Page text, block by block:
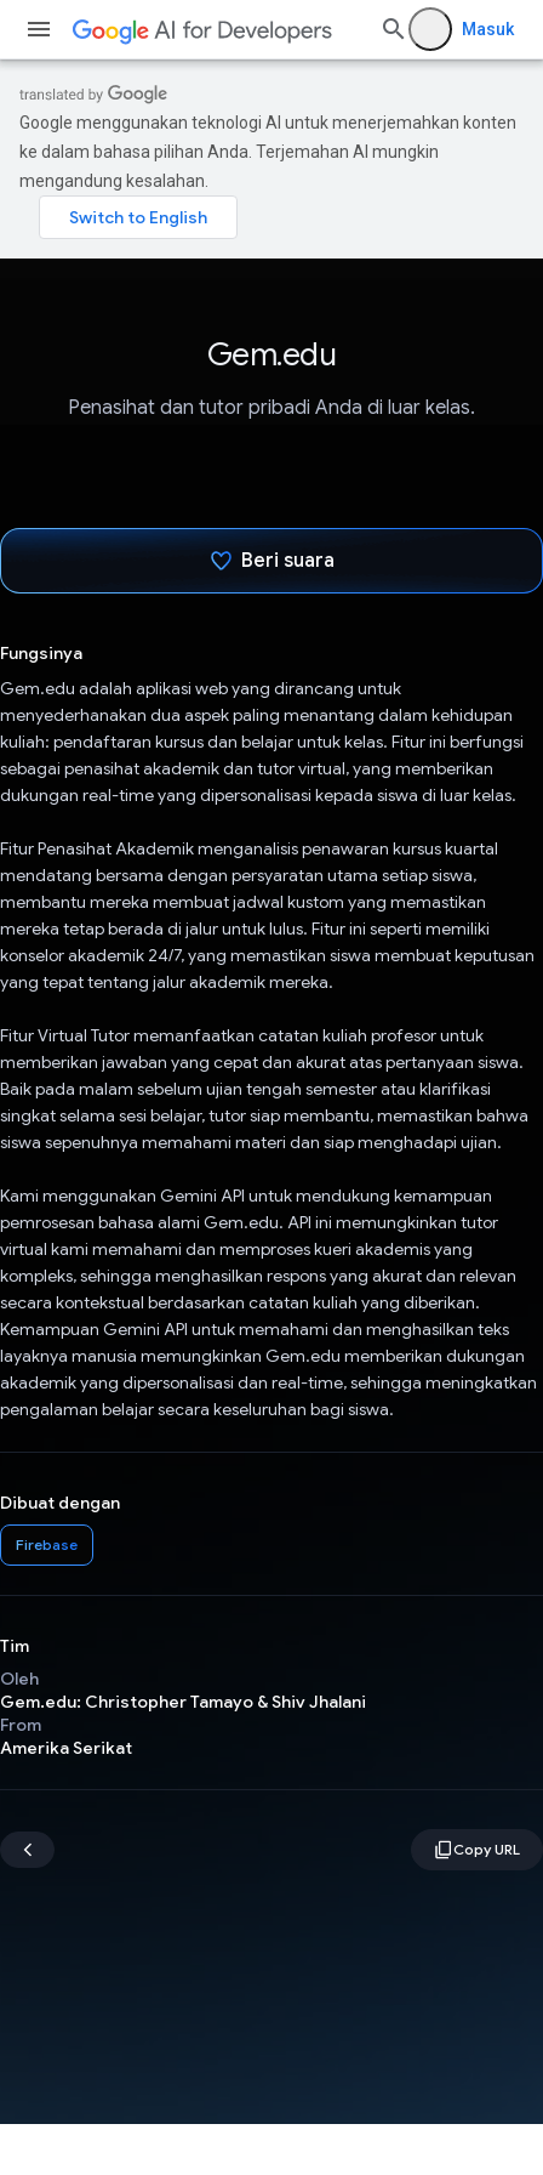
Masuk
Google menggunakan teknologi AI untuk menerjemahkan konten
ke dalam bahasa pilihan Anda. Terjemahan AI mungkin
mengandung kesalahan.
Gem.edu
Penasihat dan tutor pribadi Anda di luar kelas.
Beri suara
Fungsinya
Gem.edu adalah aplikasi web yang dirancang untuk
menyederhanakan dua aspek paling menantang dalam kehidupan
kuliah: pendaftaran kursus dan belajar untuk kelas. Fitur ini berfungsi
sebagai penasihat akademik dan tutor virtual, yang memberikan
dukungan real-time yang dipersonalisasi kepada siswa di luar kelas.
Fitur Penasihat Akademik menganalisis penawaran kursus kuartal
mendatang bersama dengan persyaratan utama setiap siswa,
membantu mereka membuat jadwal kustom yang memastikan
mereka tetap berada di jalur untuk lulus. Fitur ini seperti memiliki
konselor akademik 24/7, yang memastikan siswa membuat keputusan
yang tepat tentang jalur akademik mereka.
Fitur Virtual Tutor memanfaatkan catatan kuliah profesor untuk
memberikan jawaban yang cepat dan akurat atas pertanyaan siswa.
Baik pada malam sebelum ujian tengah semester atau klarifikasi
singkat selama sesi belajar, tutor siap membantu, memastikan bahwa
siswa sepenuhnya memahami materi dan siap menghadapi ujian.
Kami menggunakan Gemini API untuk mendukung kemampuan
pemrosesan bahasa alami Gem.edu. API ini memungkinkan tutor
virtual kami memahami dan memproses kueri akademis yang
kompleks, sehingga menghasilkan respons yang akurat dan relevan
secara kontekstual berdasarkan catatan kuliah yang diberikan.
Kemampuan Gemini API untuk memahami dan menghasilkan teks
layaknya manusia memungkinkan Gem.edu memberikan dukungan
akademik yang dipersonalisasi dan real-time, sehingga meningkatkan
pengalaman belajar secara keseluruhan bagi siswa.
Dibuat dengan
Firebase
Tim
Oleh
Gem.edu: Christopher Tamayo & Shiv Jhalani
From
Amerika Serikat